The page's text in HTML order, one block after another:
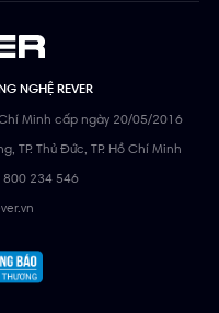
NGHỆ REVER
Minh cấp ngày 20/05/2016
TP. Thủ Đức, TP. Hồ Chí Minh
234 546